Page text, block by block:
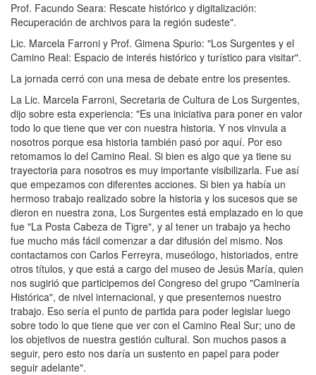
Prof. Facundo Seara: Rescate histórico y digitalización:
Recuperación de archivos para la región sudeste".
Lic. Marcela Farroni y Prof. Gimena Spurio: "Los Surgentes y el
Camino Real: Espacio de interés histórico y turístico para visitar".
La jornada cerró con una mesa de debate entre los presentes.
La Lic. Marcela Farroni, Secretaria de Cultura de Los Surgentes,
dijo sobre esta experiencia: "Es una iniciativa para poner en valor
todo lo que tiene que ver con nuestra historia. Y nos vinvula a
nosotros porque esa historia también pasó por aquí. Por eso
retomamos lo del Camino Real. Si bien es algo que ya tiene su
trayectoria para nosotros es muy importante visibilizarla. Fue así
que empezamos con diferentes acciones. Si bien ya había un
hermoso trabajo realizado sobre la historia y los sucesos que se
dieron en nuestra zona, Los Surgentes está emplazado en lo que
fue "La Posta Cabeza de Tigre", y al tener un trabajo ya hecho
fue mucho más fácil comenzar a dar difusión del mismo. Nos
contactamos con Carlos Ferreyra, museólogo, historiados, entre
otros títulos, y que está a cargo del museo de Jesús María, quien
nos sugirió que participemos del Congreso del grupo "Caminería
Histórica", de nivel internacional, y que presentemos nuestro
trabajo. Eso sería el punto de partida para poder legislar luego
sobre todo lo que tiene que ver con el Camino Real Sur; uno de
los objetivos de nuestra gestión cultural. Son muchos pasos a
seguir, pero esto nos daría un sustento en papel para poder
seguir adelante".